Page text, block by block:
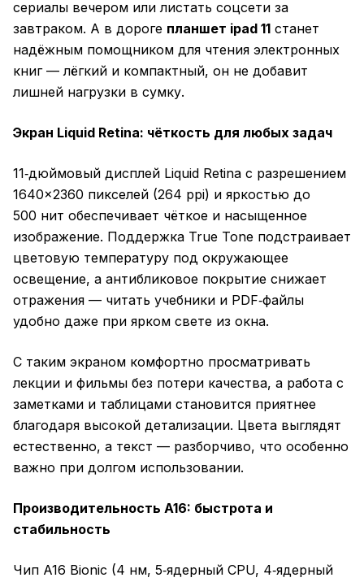
сериалы вечером или листать соцсети за
завтраком. А в дороге планшет ipad 11 станет
надёжным помощником для чтения электронных
книг — лёгкий и компактный, он не добавит
лишней нагрузки в сумку.
Экран Liquid Retina: чёткость для любых задач
11‑дюймовый дисплей Liquid Retina с разрешением
1640×2360 пикселей (264 ppi) и яркостью до
500 нит обеспечивает чёткое и насыщенное
изображение. Поддержка True Tone подстраивает
цветовую температуру под окружающее
освещение, а антибликовое покрытие снижает
отражения — читать учебники и PDF‑файлы
удобно даже при ярком свете из окна.
С таким экраном комфортно просматривать
лекции и фильмы без потери качества, а работа с
заметками и таблицами становится приятнее
благодаря высокой детализации. Цвета выглядят
естественно, а текст — разборчиво, что особенно
важно при долгом использовании.
Производительность A16: быстрота и
стабильность
Чип A16 Bionic (4 нм, 5‑ядерный CPU, 4‑ядерный